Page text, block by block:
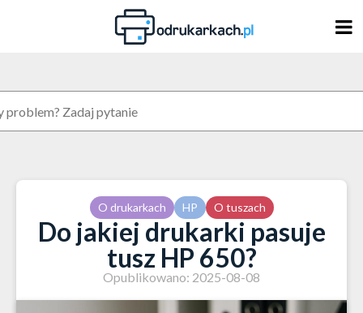
O drukarkach HP O tuszach
Do jakiej drukarki pasuje
tusz HP 650?
Opublikowano: 2025-08-08